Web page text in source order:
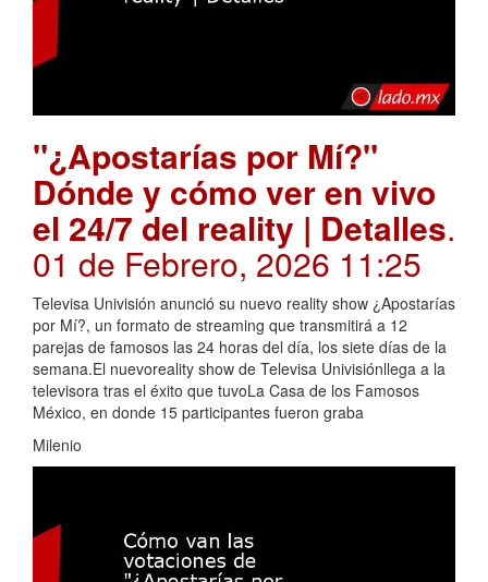
"¿Apostarías por Mí?"
Dónde y cómo ver en vivo
el 24/7 del reality | Detalles.
01 de Febrero, 2026 11:25
Televisa Univisión anunció su nuevo reality show ¿Apostarías
por Mí?, un formato de streaming que transmitirá a 12
parejas de famosos las 24 horas del día, los siete días de la
semana.El nuevoreality show de Televisa Univisiónllega a la
televisora tras el éxito que tuvoLa Casa de los Famosos
México, en donde 15 participantes fueron graba
Milenio